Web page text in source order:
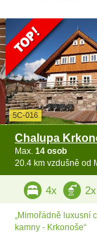
5C-016
Max. 14 osob
20.4 km vzdušně od
4x 2x
„Mimořádně luxusní
kamny - Krkonoše“